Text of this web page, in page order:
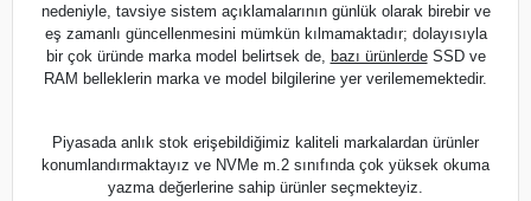
nedeniyle, tavsiye sistem açıklamalarının günlük olarak birebir ve
eş zamanlı güncellenmesini mümkün kılmamaktadır; dolayısıyla
bir çok üründe marka model belirtsek de, bazı ürünlerdeSSD ve
RAM belleklerin marka ve model bilgilerine yer verilememektedir.
Piyasada anlık stok erişebildiğimiz kaliteli markalardan ürünler
konumlandırmaktayız ve NVMe m.2 sınıfında çok yüksek okuma
yazma değerlerine sahip ürünler seçmekteyiz.